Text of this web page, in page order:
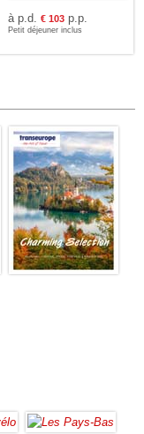
à p.d. € 103p.p.
Petit déjeuner inclus